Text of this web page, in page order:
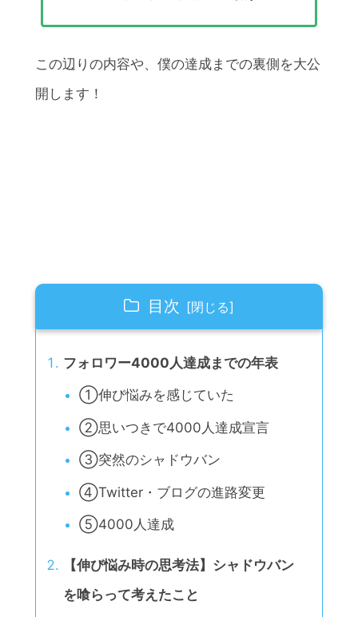
この辺りの内容や、僕の達成までの裏側を大公
開します！
目次
フォロワー4000人達成までの年表
①伸び悩みを感じていた
②思いつきで4000人達成宣言
③突然のシャドウバン
④Twitter・ブログの進路変更
⑤4000人達成
【伸び悩み時の思考法】シャドウバン
を喰らって考えたこと